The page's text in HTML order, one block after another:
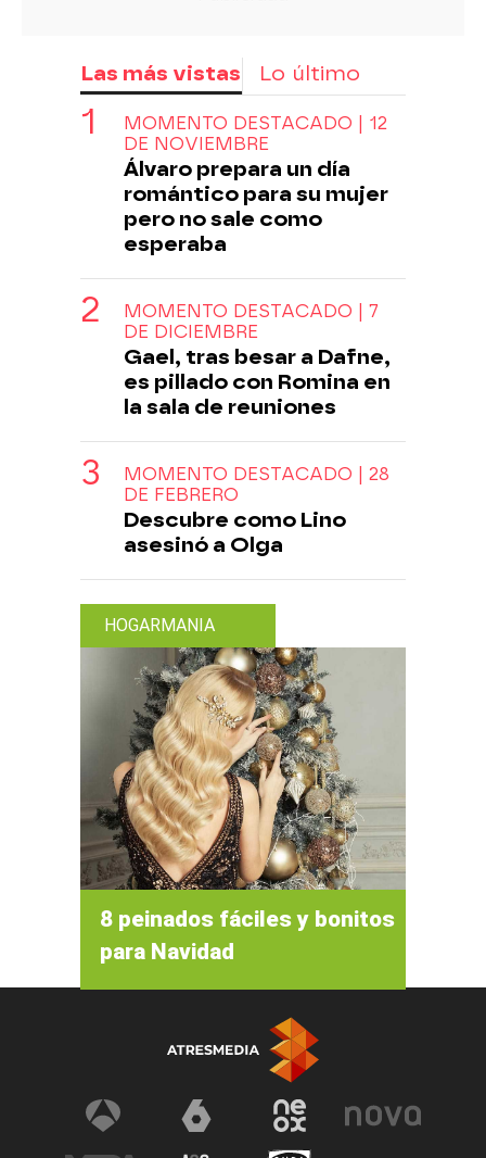
Las más vistas Lo último
MOMENTO DESTACADO | 12
DE NOVIEMBRE
Álvaro prepara un día
romántico para su mujer
pero no sale como
esperaba
MOMENTO DESTACADO | 7
DE DICIEMBRE
Gael, tras besar a Dafne,
es pillado con Romina en
la sala de reuniones
MOMENTO DESTACADO | 28
DE FEBRERO
Descubre como Lino
asesinó a Olga
HOGARMANIA
8 peinados fáciles y bonitos
para Navidad